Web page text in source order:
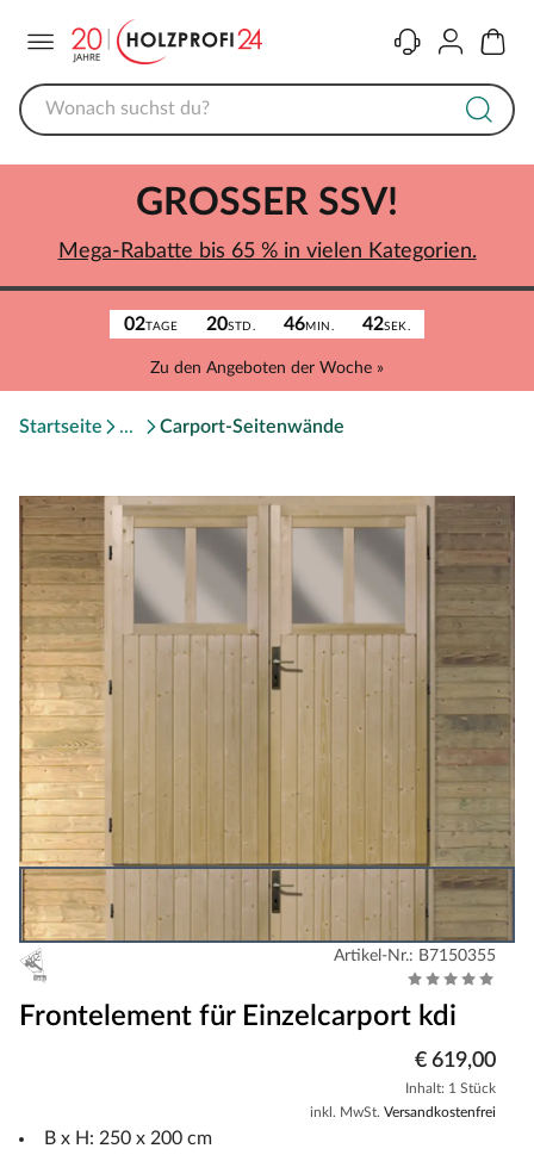
KontaktKonto
02TAGE 20STD. 46MIN. 42SEK.
Zu den Angeboten der Woche »
GROSSER SSV!
Mega-Rabatte bis 65 % in vielen Kategorien.
Startseite Carport-Seitenwände
Artikel-Nr.: B7150355
Frontelement für Einzelcarport kdi
€ 619,00
Inhalt: 1 Stück
inkl. MwSt. Versandkostenfrei
B x H: 250 x 200 cm